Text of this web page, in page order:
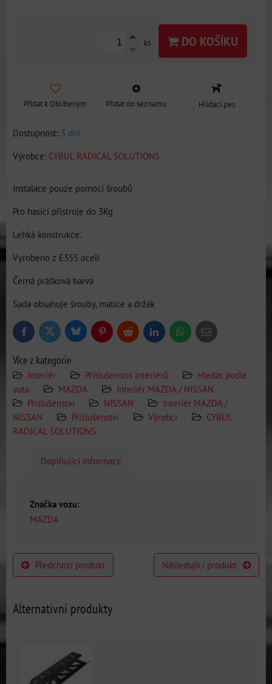
ks DO KOŠÍKU
Přidat k Oblíbeným Přidat do seznamu Hlídací pes
Dostupnost: 3 dni
Výrobce: CYBUL RADICAL SOLUTIONS
Instalace pouze pomocí šroubů
Pro hasící přistroje do 3Kg
Lehká konstrukce.
Vyrobeno z E355 oceli
Černá prášková barva
Sada obsahuje šrouby, matice a držák
FacebookTwitter BlueskyPinterestReddit LinkedInWhatsApp
E-
mail
Více z kategorie
Interiér Příslušenství interiérů
Hledat podle
auta
MAZDA
Interiér MAZDA / NISSAN
Příslušenství
NISSAN
Interiér MAZDA /
NISSAN
Příslušenství Výrobci
CYBUL
RADICAL SOLUTIONS
Doplňující informace
Značka vozu:
MAZDA
Předchozí produkt Následující produkt
Alternativní produkty